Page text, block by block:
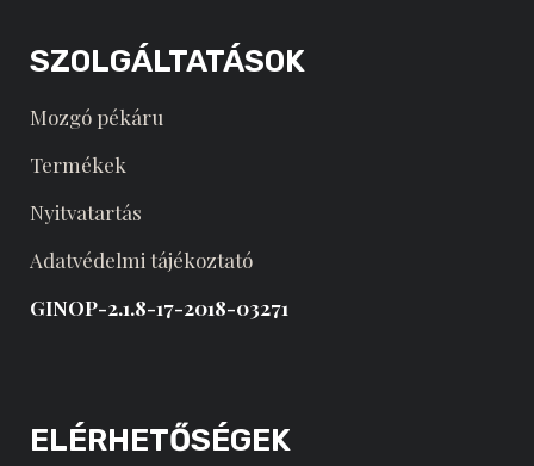
SZOLGÁLTATÁSOK
Mozgó pékáru
Termékek
Nyitvatartás
Adatvédelmi tájékoztató
GINOP-2.1.8-17-2018-03271
ELÉRHETŐSÉGEK